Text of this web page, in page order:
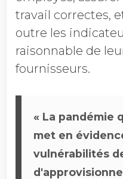
travail correctes,
outre les
raisonnable de
fournisseurs.
« La pandémie
met en
vulnérabilités